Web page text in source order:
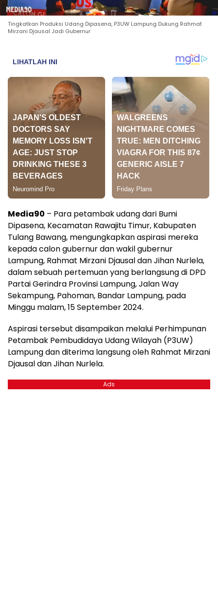
Tingkatkan Produksi Udang Dipasena, P3UW Lampung Dukung Rahmat
Mirzani Djausal Jadi Gubernur
Media90 – Para petambak udang dari Bumi
Dipasena, Kecamatan Rawajitu Timur, Kabupaten
Tulang Bawang, mengungkapkan aspirasi mereka
kepada calon gubernur dan wakil gubernur
Lampung, Rahmat Mirzani Djausal dan Jihan Nurlela,
dalam sebuah pertemuan yang berlangsung di DPD
Partai Gerindra Provinsi Lampung, Jalan Way
Sekampung, Pahoman, Bandar Lampung, pada
Minggu malam, 15 September 2024.
Aspirasi tersebut disampaikan melalui Perhimpunan
Petambak Pembudidaya Udang Wilayah (P3UW)
Lampung dan diterima langsung oleh Rahmat Mirzani
Djausal dan Jihan Nurlela.
Ads